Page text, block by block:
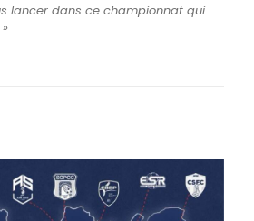
lancer dans ce championnat qui